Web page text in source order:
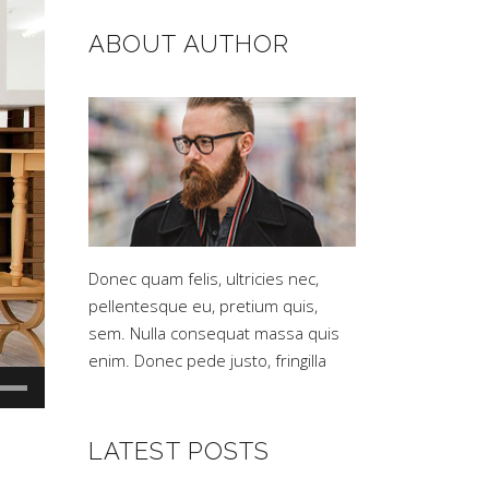
ABOUT AUTHOR
Donec quam felis, ultricies nec,
pellentesque eu, pretium quis,
sem. Nulla consequat massa quis
enim. Donec pede justo, fringilla
LATEST POSTS